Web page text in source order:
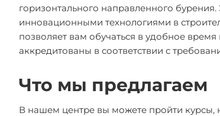
горизонтального направленного
инновационными технологиями в
позволяет вам обучаться в удобное
аккредитованы в соответствии с
Что мы предлагаем
В нашем центре вы можете пройти курсы,